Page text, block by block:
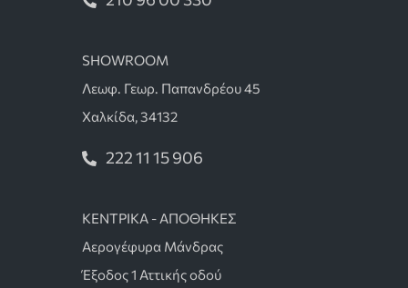
SHOWROOM
Λεωφ. Γεωρ. Παπανδρέου 45
Χαλκίδα, 34132
222 11 15 906
ΚΕΝΤΡΙΚΑ - ΑΠΟΘΗΚΕΣ
Αερογέφυρα Μάνδρας
Έξοδος 1 Αττικής οδού